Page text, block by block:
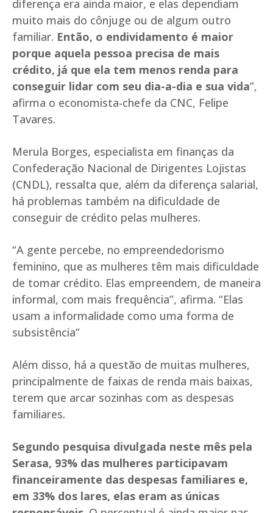
diferença era ainda maior, e elas dependiam
muito mais do cônjuge ou de algum outro
familiar. Então, o endividamento é maior
porque aquela pessoa precisa de mais
crédito, já que ela tem menos renda para
conseguir lidar com seu dia-a-dia e sua vida”,
afirma o economista-chefe da CNC, Felipe
Tavares.
Merula Borges, especialista em finanças da
Confederação Nacional de Dirigentes Lojistas
(CNDL), ressalta que, além da diferença salarial,
há problemas também na dificuldade de
conseguir de crédito pelas mulheres.
“A gente percebe, no empreendedorismo
feminino, que as mulheres têm mais dificuldade
de tomar crédito. Elas empreendem, de maneira
informal, com mais frequência”, afirma. “Elas
usam a informalidade como uma forma de
subsistência”
Além disso, há a questão de muitas mulheres,
principalmente de faixas de renda mais baixas,
terem que arcar sozinhas com as despesas
familiares.
Segundo pesquisa divulgada neste mês pela
Serasa, 93% das mulheres participavam
financeiramente das despesas familiares e,
em 33% dos lares, elas eram as únicas